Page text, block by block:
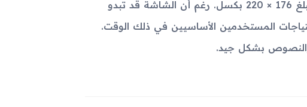
يحتوي الهاتف على شاشة TFT بحجم 2.2 بوصة وبدقة تبلغ 176 × 220 بكسل. رغم أن الشاشة قد تبدو
المستخدمين الأساسيين في ذلك الوقت.